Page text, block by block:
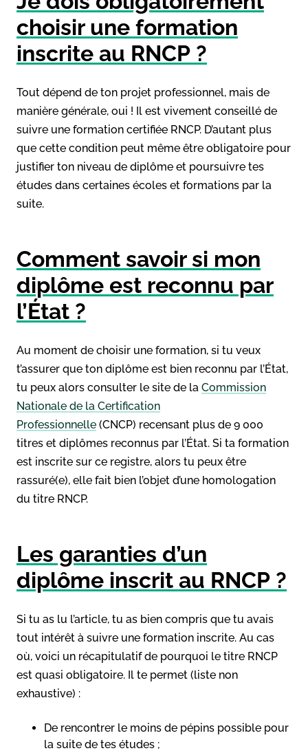
choisir une formation
inscrite au RNCP ?
Tout dépend de ton projet professionnel, mais de
manière générale, oui ! Il est vivement conseillé de
suivre une formation certifiée RNCP. D’autant plus
que cette condition peut même être obligatoire pour
justifier ton niveau de diplôme et poursuivre tes
études dans certaines écoles et formations par la
suite.
Comment savoir si mon
diplôme est reconnu par
l’État ?
Au moment de choisir une formation, si tu veux
t’assurer que ton diplôme est bien reconnu par l’État,
tu peux alors consulter le site de la Commission
Nationale de la Certification
Professionnelle (CNCP) recensant plus de 9 000
titres et diplômes reconnus par l’État. Si ta formation
est inscrite sur ce registre, alors tu peux être
rassuré(e), elle fait bien l’objet d’une homologation
du titre RNCP.
Les garanties d’un
diplôme inscrit au RNCP ?
Si tu as lu l’article, tu as bien compris que tu avais
tout intérêt à suivre une formation inscrite. Au cas
où, voici un récapitulatif de pourquoi le titre RNCP
est quasi obligatoire. Il te permet (liste non
exhaustive) :
De rencontrer le moins de pépins possible pour
la suite de tes études ;